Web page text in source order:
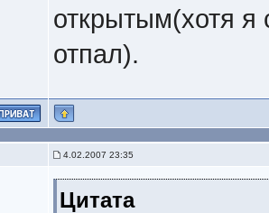
открытым(хотя я
отпал).
4.02.2007 23:35
Цитата